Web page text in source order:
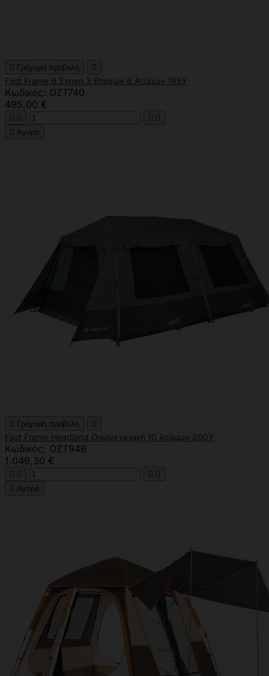
 Γρήγορη προβολή 
Fast Frame 6 Σκηνή 3 Εποχών 6 Ατόμων 195Y
Κωδικός: OZT740
495,00 €
   
 Αγορά
 Γρήγορη προβολή 
Fast Frame Headland Οικογενειακή 10 Ατόμων 200Υ
Κωδικός: OZT946
1.049,30 €
   
 Αγορά